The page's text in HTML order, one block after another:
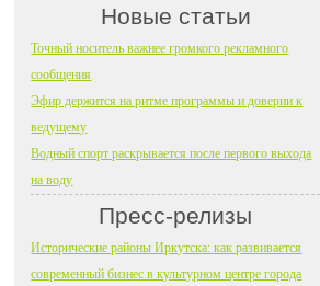
Новые статьи
Точный носитель важнее громкого рекламного
сообщения
Эфир держится на ритме программы и доверии к
ведущему
Водный спорт раскрывается после первого выхода
на воду
Пресс-релизы
Исторические районы Иркутска: как развивается
современный бизнес в культурном центре города